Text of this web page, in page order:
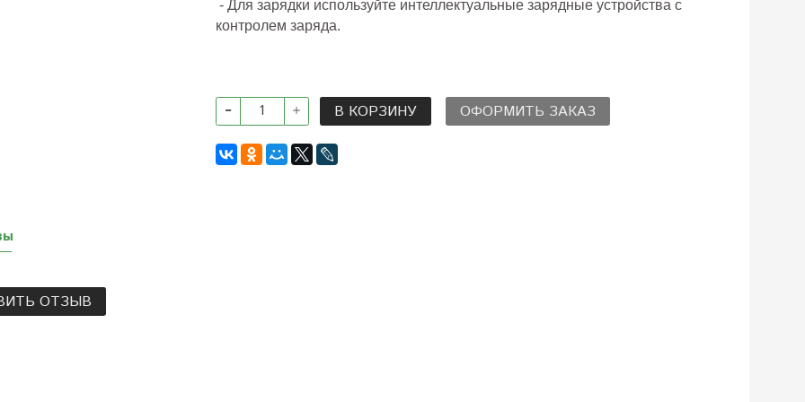
- Для зарядки используйте интеллектуальные зарядные устройства с
контролем заряда.
В КОРЗИНУ ОФОРМИТЬ ЗАКАЗ
ОТЗЫВ